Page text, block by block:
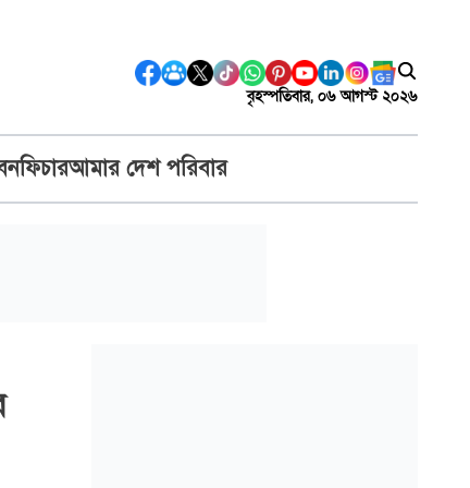
বৃহস্পতিবার, ০৬ আগস্ট ২০২৬
ফিচারআমার দেশ পরিবার